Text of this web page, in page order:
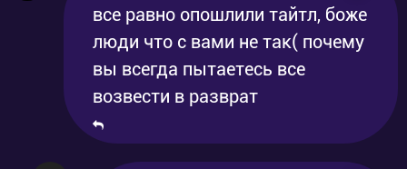
все равно опошлили тайтл, боже
люди что с вами не так( почему
вы всегда пытаетесь все
возвести в разврат